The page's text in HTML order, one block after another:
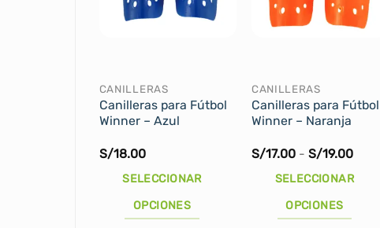
CANILLERAS
Canilleras para Fútbol
Winner – Azul
S/18.00
SELECCIONAR
OPCIONES
CANILLERAS
Canilleras para Fútbol
Winner – Naranja
S/17.00 - S/19.00
SELECCIONAR
OPCIONES